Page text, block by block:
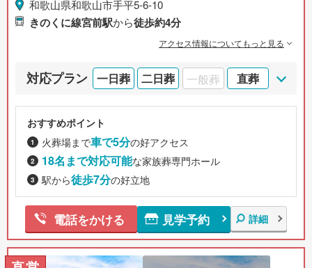
和歌山県和歌山市手平5-6-10
きのくに線宮前駅から徒歩約4分
アクセス情報についてもっと見る
対応プラン 一日葬 二日葬 一般葬 直葬
おすすめポイント
火葬場まで車で5分の好アクセス
18名まで対応可能な家族葬専門ホール
駅から徒歩7分の好立地
電話をかける 見学予約 詳細